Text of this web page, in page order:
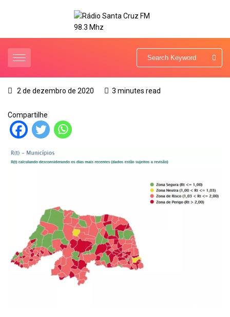
2 de dezembro de 2020 3 minutes read
Compartilhe